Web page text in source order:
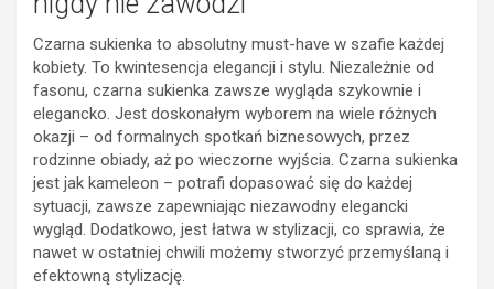
Czarna sukienka to absolutny must-have w szafie każdej
kobiety. To kwintesencja elegancji i stylu. Niezależnie od
fasonu, czarna sukienka zawsze wygląda szykownie i
elegancko. Jest doskonałym wyborem na wiele różnych
okazji – od formalnych spotkań biznesowych, przez
rodzinne obiady, aż po wieczorne wyjścia. Czarna sukienka
jest jak kameleon – potrafi dopasować się do każdej
sytuacji, zawsze zapewniając niezawodny elegancki
wygląd. Dodatkowo, jest łatwa w stylizacji, co sprawia, że
nawet w ostatniej chwili możemy stworzyć przemyślaną i
efektowną stylizację.